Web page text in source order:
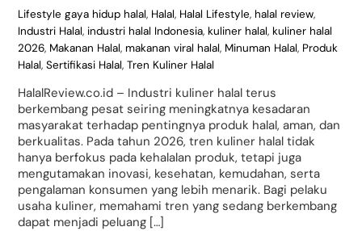
Lifestyle gaya hidup halal, Halal, Halal Lifestyle, halal review,
Industri Halal, industri halal Indonesia, kuliner halal, kuliner halal
2026, Makanan Halal, makanan viral halal, Minuman Halal, Produk
Halal,Sertifikasi Halal,Tren Kuliner Halal
HalalReview.co.id – Industri kuliner halal terus
berkembang pesat seiring meningkatnya kesadaran
masyarakat terhadap pentingnya produk halal, aman, dan
berkualitas. Pada tahun 2026, tren kuliner halal tidak
hanya berfokus pada kehalalan produk, tetapi juga
mengutamakan inovasi, kesehatan, kemudahan, serta
pengalaman konsumen yang lebih menarik. Bagi pelaku
usaha kuliner, memahami tren yang sedang berkembang
dapat menjadi peluang […]